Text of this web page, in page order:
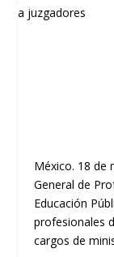
México. 18 de
General de
Educación
profesionales
cargos de